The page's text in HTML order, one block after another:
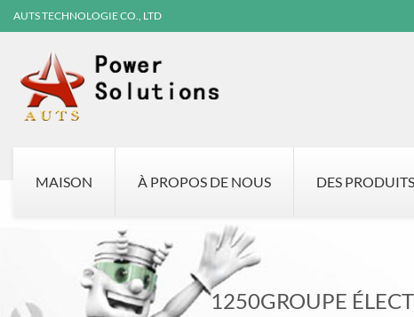
AUTS TECHNOLOGIE CO., LTD
MAISON À PROPOS DE NOUS DES PRODUITS
1250GROUPE